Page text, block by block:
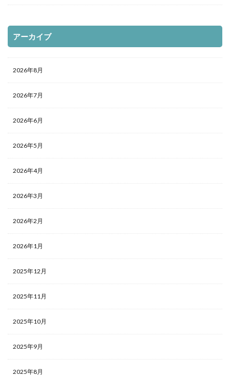
アーカイブ
2026年8月
2026年7月
2026年6月
2026年5月
2026年4月
2026年3月
2026年2月
2026年1月
2025年12月
2025年11月
2025年10月
2025年9月
2025年8月